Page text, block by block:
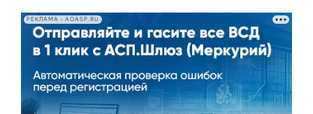
РЕКЛАМА • AOASP.RU